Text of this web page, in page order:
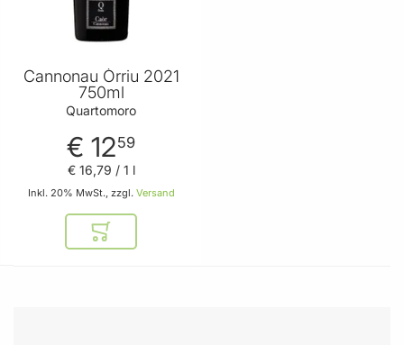
Cannonau Òrriu 2021
750ml
Quartomoro
€ 1259
Inkl. 20% MwSt., zzgl. Versand
€ 16,79 / 1 l
In den Warenkorb